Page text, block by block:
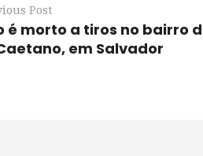
Post
é morto a tiros no bairro
em Salvador